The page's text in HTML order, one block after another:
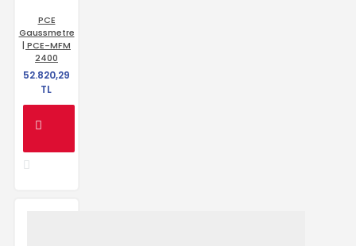
PCE
Gaussmetre
| PCE-MFM
2400
52.820,29
TL